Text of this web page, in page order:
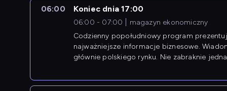
06:00 Koniec dnia 17:00
06:00 - 07:00
magazyn ekonomiczny
Codzienny popołudniowy program
najważniejsze informacje biznesowe.
głównie polskiego rynku. Nie zabraknie